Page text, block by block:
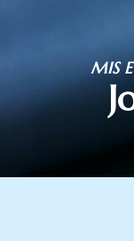
content
MIS